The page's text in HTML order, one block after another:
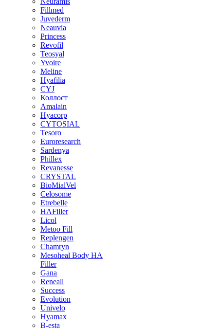
Fillmed
Juvederm
Neauvia
Princess
Revofil
Teosyal
Yvoire
Meline
Hyafilia
CYJ
Коллост
Amalain
Hyacorp
CYTOSIAL
Tesoro
Euroresearch
Sardenya
Phillex
Revanesse
CRYSTAL
BioMialVel
Celosome
Etrebelle
HAFiller
Licol
Metoo Fill
Replengen
Chamryn
Mesoheal Body HA
Filler
Gana
Reneall
Success
Evolution
Univelo
Hyamax
B-esta